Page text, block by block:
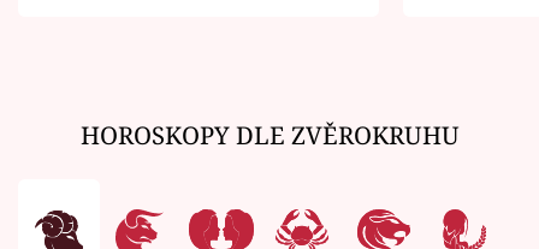
HOROSKOPY DLE ZVĚROKRUHU